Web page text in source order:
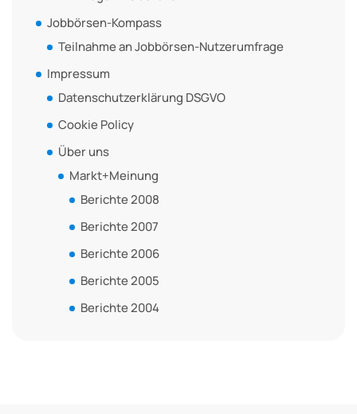
Jobbörsen-Kompass
Teilnahme an Jobbörsen-Nutzerumfrage
Impressum
Datenschutzerklärung DSGVO
Cookie Policy
Über uns
Markt+Meinung
Berichte 2008
Berichte 2007
Berichte 2006
Berichte 2005
Berichte 2004